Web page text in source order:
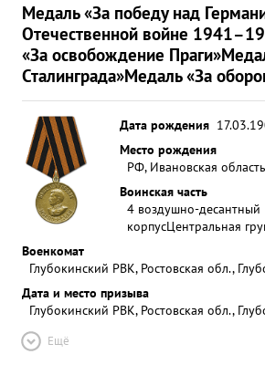
Медаль «За победу над
Отечественной войне
«За освобождение Праги»
Сталинграда»Медаль «За
Дата рождения
Место рождения
РФ, Ивановская область
Воинская часть
4 воздушно-десантный
корпусЦентральная
Военкомат
Глубокинский РВК, Ростовская обл.,
Дата и место призыва
Глубокинский РВК, Ростовская обл.,
Ещё